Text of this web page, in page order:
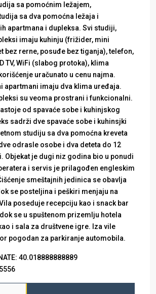
sa pomoćnim ležajem,
sa dva pomoćna ležaja i
apartmana i dupleksa. Svi studiji,
imaju kuhinju (frižider, mini
bez rerne, posuđe bez tiganja), telefon,
TV, WiFi (slabog protoka), klima
uračunato u cenu najma.
apartmani imaju dva klima uređaja.
su veoma prostrani i funkcionalni.
od spavaće sobe i kuhinjskog
sadrži dve spavaće sobe i kuhinsjki
studiju sa dva pomoćna kreveta
odrasle osobe i dva deteta do 12
Objekat je dugi niz godina bio u ponudi
i servis je prilagođen engleskim
smeštajnih jedinica se obavlja
se posteljina i peškiri menjaju na
poseduje recepciju kao i snack bar
se u spuštenom prizemlju hotela
i sala za društvene igre. Iza vile
pogodan za parkiranje automobila.
40.018888888889